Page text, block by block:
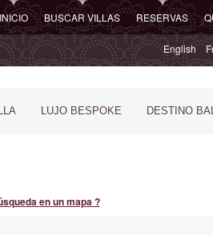
BUSCAR VILLAS RESERVAS
English
LUJO BESPOKE DESTINO
en un mapa ?